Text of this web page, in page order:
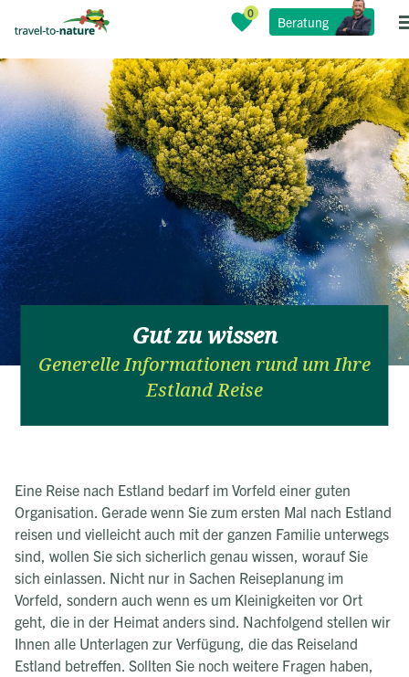
Beratung
Gut zu wissen
Generelle Informationen rund um Ihre
Estland Reise
Eine Reise nach Estland bedarf im Vorfeld einer guten
Organisation. Gerade wenn Sie zum ersten Mal nach Estland
reisen und vielleicht auch mit der ganzen Familie unterwegs
sind, wollen Sie sich sicherlich genau wissen, worauf Sie
sich einlassen. Nicht nur in Sachen Reiseplanung im
Vorfeld, sondern auch wenn es um Kleinigkeiten vor Ort
geht, die in der Heimat anders sind. Nachfolgend stellen wir
Ihnen alle Unterlagen zur Verfügung, die das Reiseland
Estland betreffen. Sollten Sie noch weitere Fragen haben,